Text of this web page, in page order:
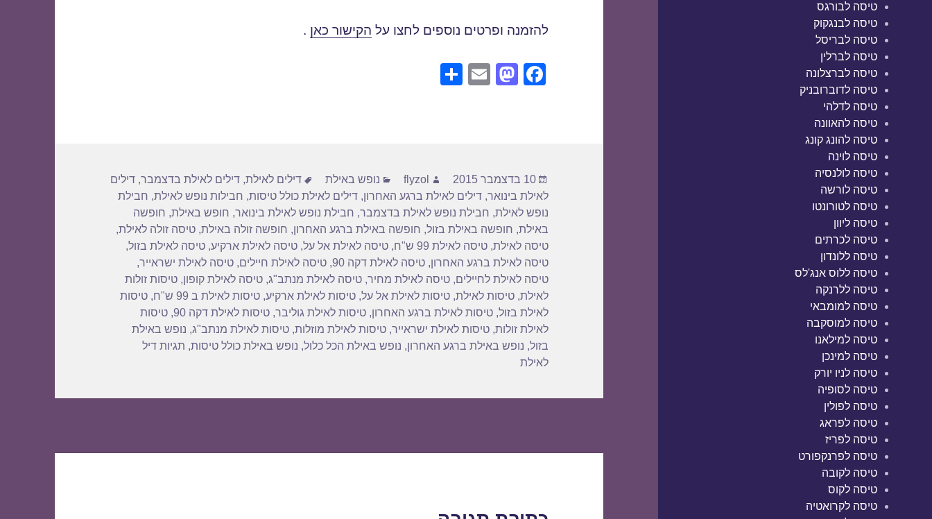
טיסה לבורגס
טיסה לבנגקוק
טיסה לבריסל
טיסה לברלין
טיסה לברצלונה
טיסה לדוברובניק
טיסה לדלהי
טיסה להאוונה
טיסה להונג קונג
טיסה לוינה
טיסה לולנסיה
טיסה לורשה
טיסה לטורונטו
טיסה ליוון
טיסה לכרתים
טיסה ללונדון
טיסה ללוס אנג'לס
טיסה ללרנקה
טיסה למומבאי
טיסה למוסקבה
טיסה למילאנו
טיסה למינכן
טיסה לניו יורק
טיסה לסופיה
טיסה לפולין
טיסה לפראג
טיסה לפריז
טיסה לפרנקפורט
טיסה לקובה
טיסה לקוס
טיסה לקרואטיה
להזמנה ופרטים נוספים לחצו על הקישור כאן .
F
o
o
k
M
o
n
E
פורסם
בתאריך
10 בדצמבר 2015 מחבר
flyzol קטגוריות
נופש באילת תגיות
דילים לאילת,דילים לאילת בדצמבר,דילים
לאילת בינואר,דילים לאילת ברגע האחרון,דילים לאילת כולל טיסות, חבילות נופש לאילת, חבילת
נופש לאילת, חבילת נופש לאילת בדצמבר, חבילת נופש לאילת בינואר, חופש באילת, חופשה
באילת, חופשה באילת בזול, חופשה באילת ברגע האחרון, חופשה זולה באילת,טיסה זולה לאילת,
טיסה לאילת,טיסה לאילת 99 ש"ח ,טיסה לאילת אל על,טיסה לאילת ארקיע,טיסה לאילת בזול,
טיסה לאילת ברגע האחרון,טיסה לאילת דקה 90 ,טיסה לאילת חיילים,טיסה לאילת ישראייר,
טיסה לאילת לחיילים,טיסה לאילת מחיר,טיסה לאילת מנתב"ג,טיסה לאילת קופון,טיסות זולות
לאילת,טיסות לאילת,טיסות לאילת אל על,טיסות לאילת ארקיע,טיסות לאילת ב 99 ש"ח ,טיסות
לאילת בזול,טיסות לאילת ברגע האחרון,טיסות לאילת גוליבר,טיסות לאילת דקה 90 ,טיסות
לאילת זולות,טיסות לאילת ישראייר,טיסות לאילת מוזלות,טיסות לאילת מנתב"ג, נופש באילת
בזול, נופש באילת ברגע האחרון, נופש באילת הכל כלול, נופש באילת כולל טיסות, תגיות דיל
לאילת